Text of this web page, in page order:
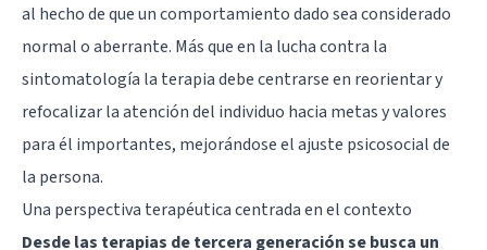
al hecho de que un comportamiento dado sea considerado
normal o aberrante. Más que en la lucha contra la
sintomatología la terapia debe centrarse en reorientar y
refocalizar la atención del individuo hacia metas y valores
para él importantes, mejorándose el ajuste psicosocial de
la persona.
Una perspectiva terapéutica centrada en el contexto
Desde las terapias de tercera generación se busca un